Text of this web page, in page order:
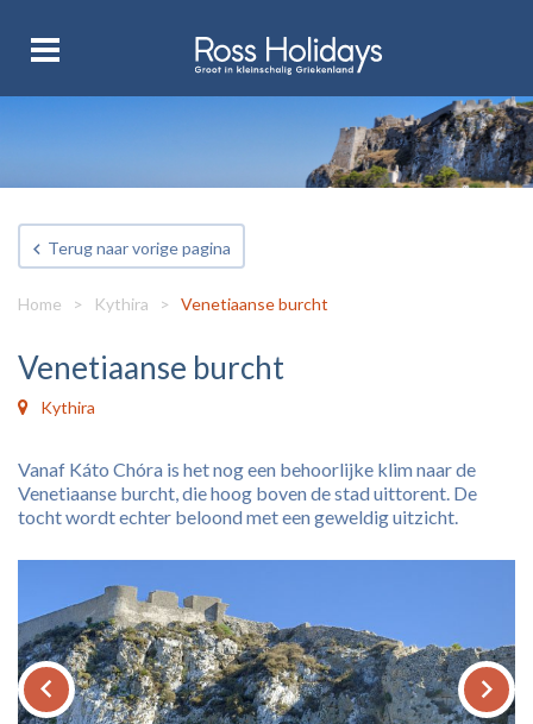
Terug naar vorige pagina
Home > Kythira > Venetiaanse burcht
Venetiaanse burcht
Kythira
Vanaf Káto Chóra is het nog een behoorlijke klim naar de
Venetiaanse burcht, die hoog boven de stad uittorent. De
tocht wordt echter beloond met een geweldig uitzicht.
keyboard_arrow_left keyboard_arrow_right